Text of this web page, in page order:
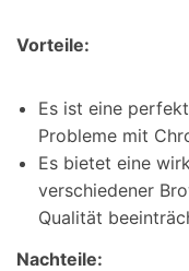
Vorteile:
Es ist eine
Probleme mit
Es bietet eine
verschiedener
Qualität
Nachteile: